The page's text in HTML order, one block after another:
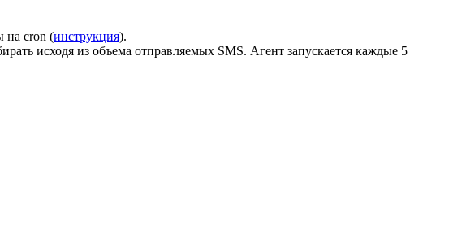
на cron (инструкция).
исходя из объема отправляемых SMS. Агент запускается каждые 5